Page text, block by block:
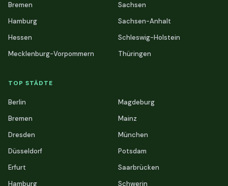
Bremen
Hamburg
Hessen
Mecklenburg-Vorpommern
Sachsen
Sachsen-Anhalt
Schleswig-Holstein
Thüringen
TOP STÄDTE
Berlin
Bremen
Dresden
Düsseldorf
Erfurt
Hamburg
Magdeburg
Mainz
München
Potsdam
Saarbrücken
Schwerin